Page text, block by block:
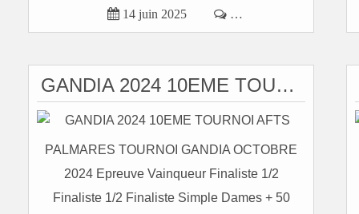
 14 juin 2025  …
GANDIA 2024 10EME TOURNOI AFTS
PALMARES TOURNOI GANDIA OCTOBRE
2024 Epreuve Vainqueur Finaliste 1/2
Finaliste 1/2 Finaliste Simple Dames + 50